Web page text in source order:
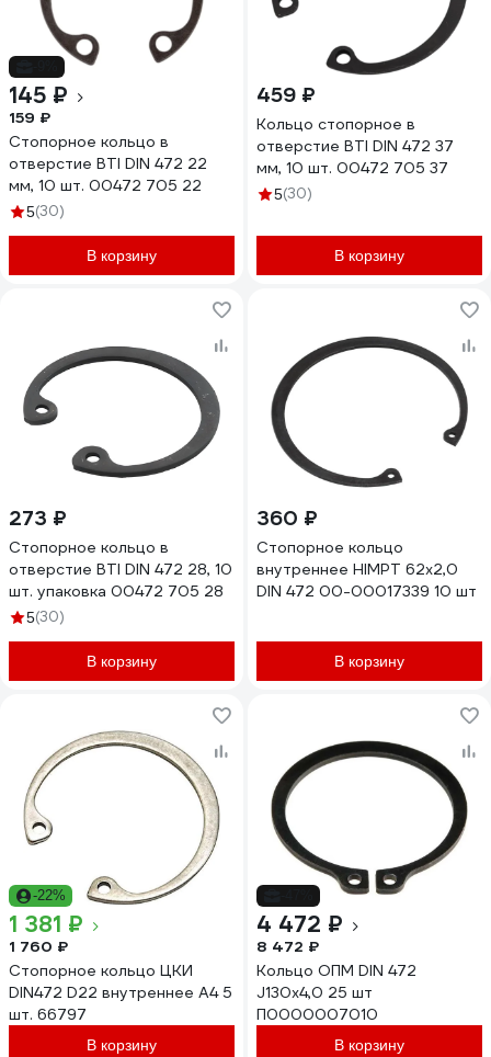
145 ₽
159 ₽
Стопорное кольцо в
отверстие BTI DIN 472 22
мм, 10 шт. 00472 705 22
5(30)
В корзину
459 ₽
Кольцо стопорное в
отверстие BTI DIN 472 37
мм, 10 шт. 00472 705 37
5(30)
В корзину
273 ₽
Стопорное кольцо в
отверстие BTI DIN 472 28, 10
шт. упаковка 00472 705 28
5(30)
В корзину
360 ₽
Стопорное кольцо
внутреннее HIMPT 62х2,0
DIN 472 00-00017339 10 шт
В корзину
-22%
1 381 ₽
1 760 ₽
Стопорное кольцо ЦКИ
DIN472 D22 внутреннее A4 5
шт. 66797
В корзину
4 472 ₽
8 472 ₽
Кольцо ОПМ DIN 472
J130x4,0 25 шт
П0000007010
В корзину